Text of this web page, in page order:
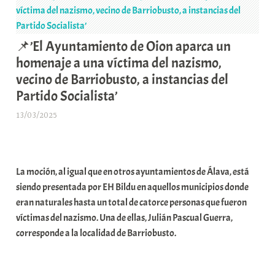
📌’El Ayuntamiento de Oion aparca un
homenaje a una víctima del nazismo,
vecino de Barriobusto, a instancias del
Partido Socialista’
13/03/2025
a
r
E
r
r
La moción, al igual que en otros ayuntamientos de Álava, está
siendo presentada por EH Bildu en aquellos municipios donde
eran naturales hasta un total de catorce personas que fueron
víctimas del nazismo. Una de ellas, Julián Pascual Guerra,
corresponde a la localidad de Barriobusto.